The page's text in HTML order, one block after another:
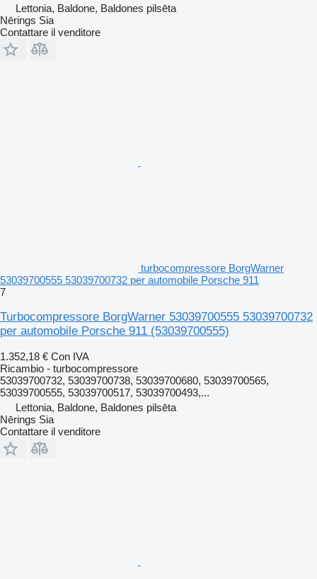
Lettonia, Baldone, Baldones pilsēta
Nērings Sia
Contattare il venditore
turbocompressore BorgWarner
53039700555 53039700732 per automobile Porsche 911
7
Turbocompressore BorgWarner 53039700555 53039700732
per automobile Porsche 911 (53039700555)
1.352,18 € Con IVA
Ricambio - turbocompressore
53039700732, 53039700738, 53039700680, 53039700565,
53039700555, 53039700517, 53039700493,...
Lettonia, Baldone, Baldones pilsēta
Nērings Sia
Contattare il venditore